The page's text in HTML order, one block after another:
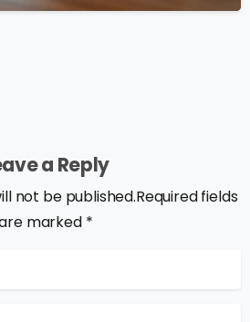
a Reply
not be published.Required fields
marked *